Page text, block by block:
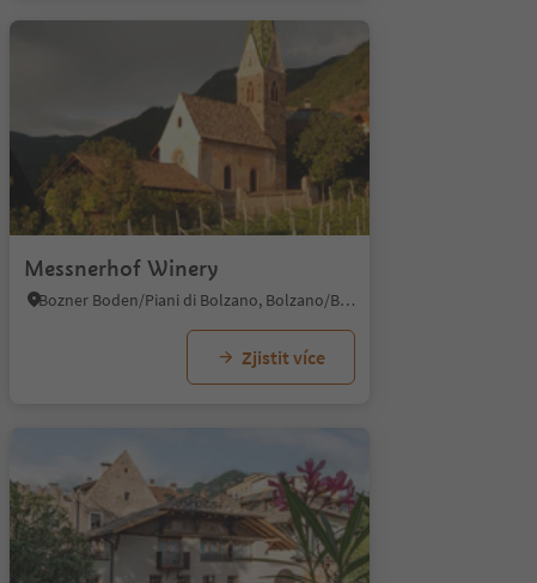
Messnerhof Winery
Bozner Boden/Piani di Bolzano, Bolzano/Bozen, Bolzano/Bozen and environs
Zjistit více